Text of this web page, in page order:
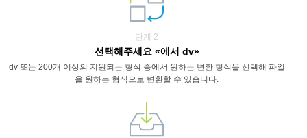
단계 2
선택해주세요 «에서 dv»
dv 또는 200개 이상의 지원되는 형식 중에서 원하는 변환 형식을 선택해 파일
을 원하는 형식으로 변환할 수 있습니다.